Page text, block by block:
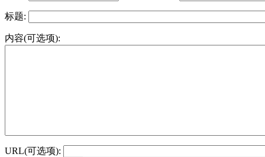
标题:
内容(可选项):
URL(可选项):